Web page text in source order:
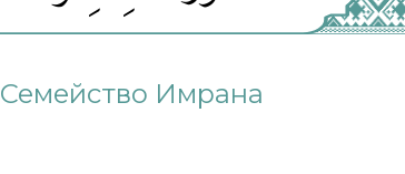
Семейство Имрана